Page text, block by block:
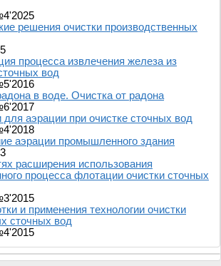
решения очистки производственных
процесса извлечения железа из
вод
в воде. Очистка от радона
для аэрации при очистке сточных вод
аэрации промышленного здания
расширения использования
процесса флотации очистки сточных
и применения технологии очистки
сточных вод